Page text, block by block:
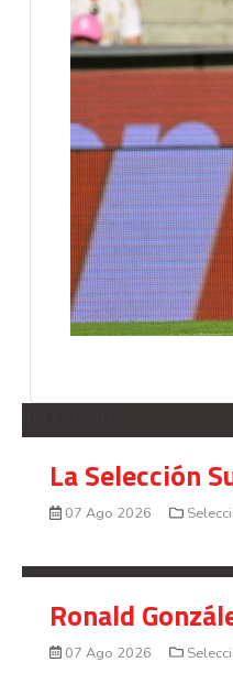
La Selección
07 Ago 2026
Ronald
07 Ago 2026